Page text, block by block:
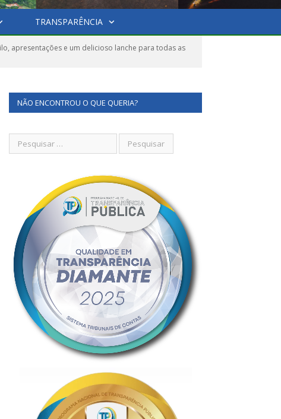
TRANSPARÊNCIA
apresentações e um delicioso lanche para todas as
NÃO ENCONTROU O QUE QUERIA?